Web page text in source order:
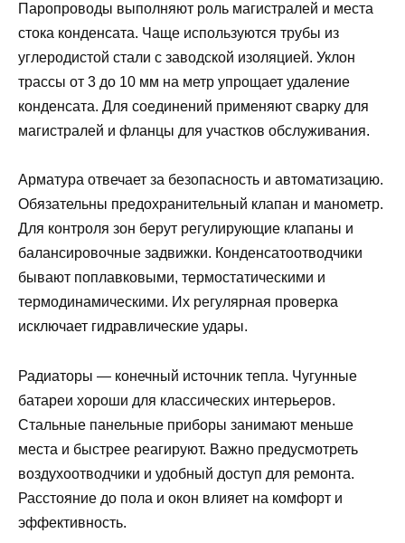
Паропроводы выполняют роль магистралей и места
стока конденсата. Чаще используются трубы из
углеродистой стали с заводской изоляцией. Уклон
трассы от 3 до 10 мм на метр упрощает удаление
конденсата. Для соединений применяют сварку для
магистралей и фланцы для участков обслуживания.
Арматура отвечает за безопасность и автоматизацию.
Обязательны предохранительный клапан и манометр.
Для контроля зон берут регулирующие клапаны и
балансировочные задвижки. Конденсатоотводчики
бывают поплавковыми, термостатическими и
термодинамическими. Их регулярная проверка
исключает гидравлические удары.
Радиаторы — конечный источник тепла. Чугунные
батареи хороши для классических интерьеров.
Стальные панельные приборы занимают меньше
места и быстрее реагируют. Важно предусмотреть
воздухоотводчики и удобный доступ для ремонта.
Расстояние до пола и окон влияет на комфорт и
эффективность.